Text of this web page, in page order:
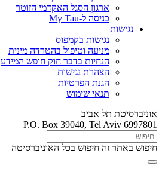
ארגון הסגל האקדמי הזוטר
כניסה ל-My Tau
נגישות
נגישות בקמפוס
מניעה וטיפול בהטרדה מינית
הנחיות בדבר חוק חופש המידע
הצהרת נגישות
הגנת הפרטיות
תנאי שימוש
אוניברסיטת תל אביב
P.O. Box 39040, Tel Aviv 6997801
חיפוש באתר זה חיפוש בכל האוניברסיטה